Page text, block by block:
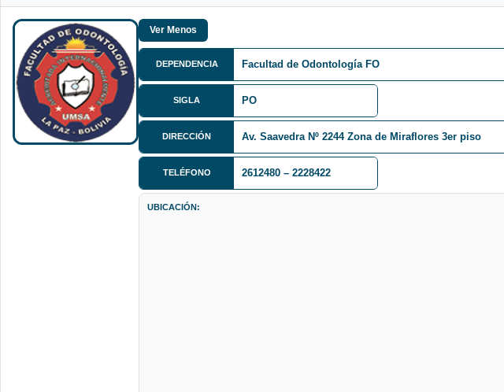
DEPENDENCIA Facultad de Odontología FO
SIGLA PO
DIRECCIÓN Av. Saavedra Nº 2244 Zona de Miraflores 3er piso
TELÉFONO 2612480 – 2228422
UBICACIÓN: